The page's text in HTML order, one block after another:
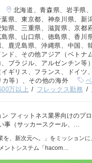
北海道、青森県、岩手県
県、東京都、神奈川県、
県、三重県、滋賀県、京都
県、山口県、徳島県、香川
鹿児島県、沖縄県、中国、
ド、その他アジア（ベト
ブラジル、アルゼンチン等
ギリス、フランス、ドイツ
等）、その他の海外
万以上 フレックス勤務
フィットネス業界向けのプロ
事（サッカースクール、…
を、新次元へ。」をミッション
ントシステム「hacom…